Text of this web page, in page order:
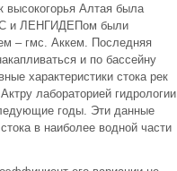
высокогорья Алтая была
и ЛЕНГИДЕПом были
– гмс. Аккем. Последняя
и по бассейну
характеристики стока рек
лабораторией гидрологии
годы. Эти данные
в наиболее водной части